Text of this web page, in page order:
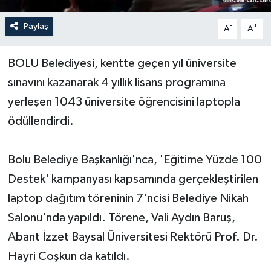
Paylaş A- A+
BOLU Belediyesi, kentte geçen yıl üniversite
sınavını kazanarak 4 yıllık lisans programına
yerleşen 1043 üniversite öğrencisini laptopla
ödüllendirdi.
Bolu Belediye Başkanlığı'nca, 'Eğitime Yüzde 100
Destek' kampanyası kapsamında gerçekleştirilen
laptop dağıtım töreninin 7'ncisi Belediye Nikah
Salonu'nda yapıldı. Törene, Vali Aydın Baruş,
Abant İzzet Baysal Üniversitesi Rektörü Prof. Dr.
Hayri Coşkun da katıldı.
Yaşam
DÜNYA
YEREL